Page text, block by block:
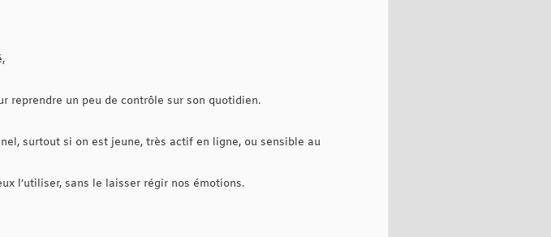
reprendre un peu de contrôle sur son quotidien.
surtout si on est jeune, très actif en ligne, ou sensible au
l’utiliser, sans le laisser régir nos émotions.